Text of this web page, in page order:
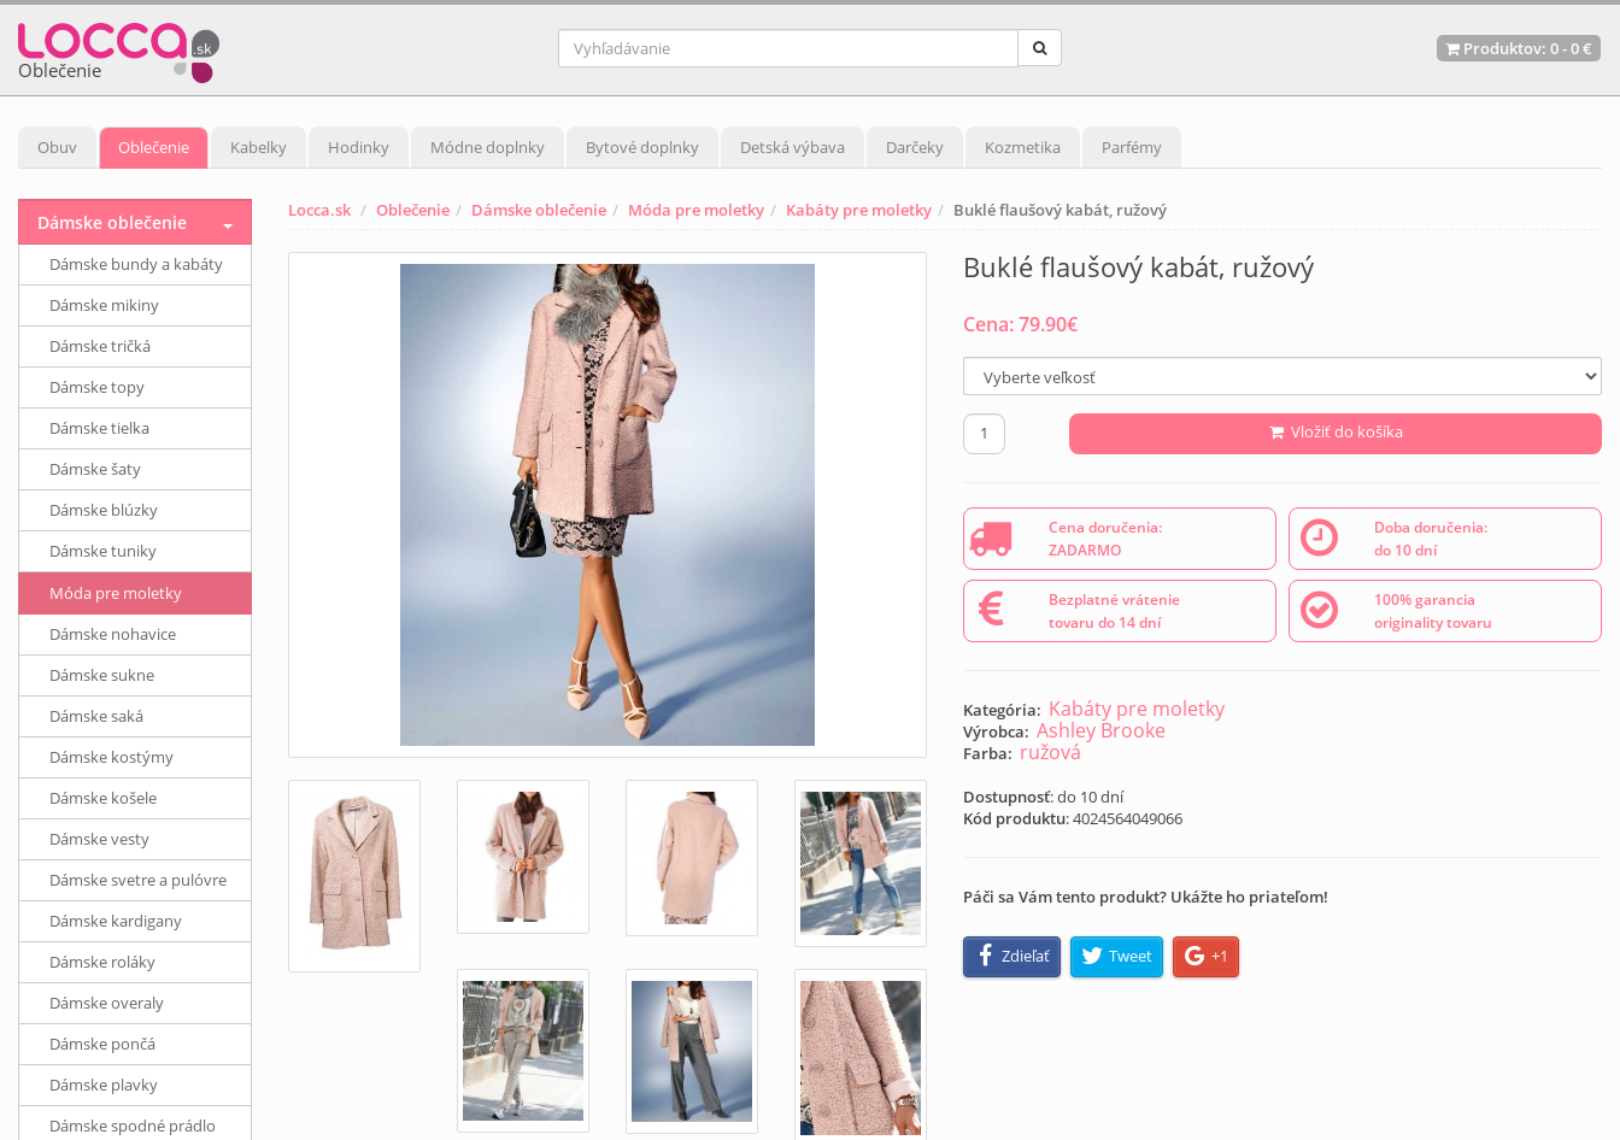
Oblečenie
Produktov: 0-0 €
Obuv Oblečenie Kabelky Hodinky Módne doplnky Bytové doplnky Detská výbava Darčeky Kozmetika Parfémy
Locca.sk Oblečenie Dámske oblečenie Móda pre moletky Kabáty pre moletky Buklé flaušový kabát, ružový
Buklé flaušový kabát, ružový
Cena:79.90€
Vložiť do košíka
Cena doručenia:
ZADARMO
Doba doručenia:
do 10 dní
Bezplatné vrátenie
tovaru do 14 dní
100% garancia
originality tovaru
Kategória: Kabáty pre moletky
Výrobca: Ashley Brooke
Farba: ružová
Dostupnosť: do 10 dní
Kód produktu:4024564049066
Páči sa Vám tento produkt? Ukážte ho priateľom!
Zdieľať Tweet +1
Dámske oblečenie
Dámske bundy a kabáty
Dámske mikiny
Dámske tričká
Dámske topy
Dámske tielka
Dámske šaty
Dámske blúzky
Dámske tuniky
Móda pre moletky
Dámske nohavice
Dámske sukne
Dámske saká
Dámske kostýmy
Dámske košele
Dámske vesty
Dámske svetre a pulóvre
Dámske kardigany
Dámske roláky
Dámske overaly
Dámske pončá
Dámske plavky
Dámske spodné prádlo